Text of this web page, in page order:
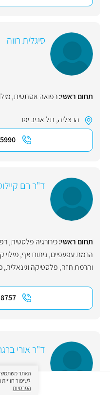
סיגלית רווה
תחום ראשי:רפואה אסתטית,
הרצליה, תל אביב יפו
ד"ר רם
תחום ראשי:כירורגיה פלסטית,
הרמת עפעפיים, ניתוח אף,מילוי
והרמת חזה, פלסטיקה וגינאלית,
ד"ר אורי
לשיפור חוויית
הפרטיות